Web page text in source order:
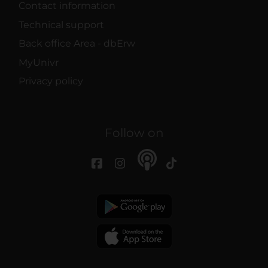
Contact information
Technical support
Back office Area - dbErw
MyUnivr
Privacy policy
Follow on